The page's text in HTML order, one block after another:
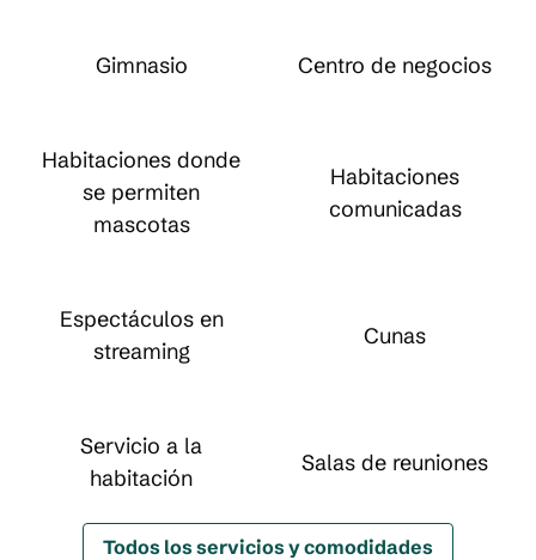
Gimnasio Centro de negocios
Habitaciones donde
se permiten
mascotas
Habitaciones
comunicadas
Espectáculos en
streaming
Cunas
Servicio a la
habitación
Salas de reuniones
Todos los servicios y comodidades